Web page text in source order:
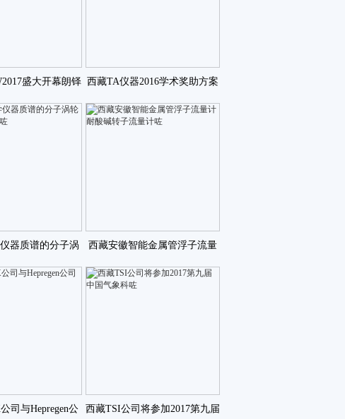
盛大开幕朗铎
惊艳亮咗
西藏TA仪器2016学术奖助方案
正式启动咗
器质谱的分子涡
了怎么办咗
西藏安徽智能金属管浮子流量
计耐酸碱转子流量计咗
司与Hepregen公 西藏TSI公司将参加2017第九届